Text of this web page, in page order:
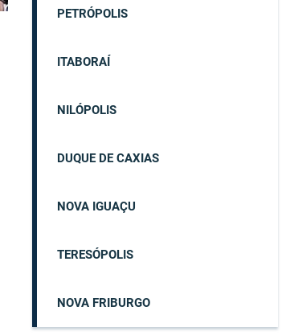
PETRÓPOLIS
ITABORAÍ
NILÓPOLIS
DUQUE DE CAXIAS
NOVA IGUAÇU
TERESÓPOLIS
NOVA FRIBURGO